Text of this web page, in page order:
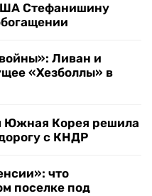
Стефанишину
Ливан и
«Хезболлы» в
Корея решила
с КНДР
что
поселке под